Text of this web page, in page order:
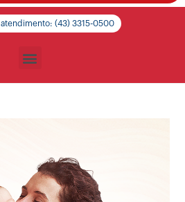
(43) 3315-0500